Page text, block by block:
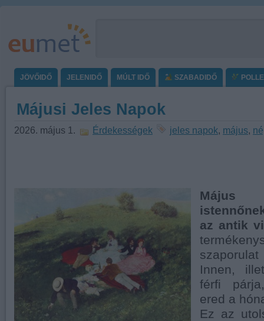
JÖVŐIDŐ JELENIDŐ MÚLT IDŐ SZABADIDŐ
Májusi Jeles Napok
2026. május 1. Érdekességek jeles napok, május,
Május
az antik
Innen,
férfi
ered a
Ez az